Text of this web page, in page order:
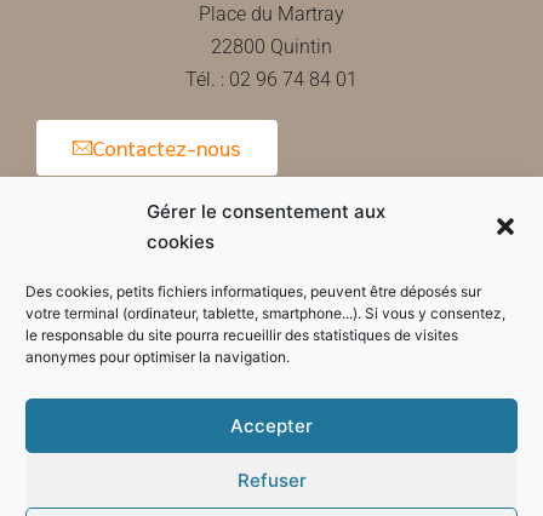
Gérer le consentement aux
cookies
Des cookies, petits fichiers informatiques, peuvent être déposés sur
votre terminal (ordinateur, tablette, smartphone...). Si vous y consentez,
le responsable du site pourra recueillir des statistiques de visites
anonymes pour optimiser la navigation.
Accepter
Refuser
Place du Martray
22800 Quintin
Tél. : 02 96 74 84 01
Contactez-nous
Horaires d'ouverture de la mairie